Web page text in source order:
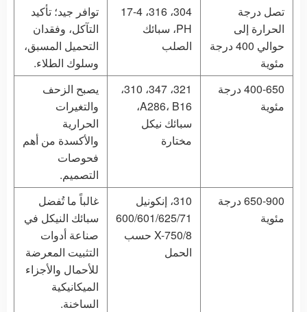
تصل درجة
الحرارة إلى
حوالي 400 درجة
مئوية
304، 316، 17-4
PH، سبائك
الصلب
توافر جيد؛ تأكيد
التآكل، وفقدان
التحميل المسبق،
وسلوك الطلاء.
400-650 درجة
مئوية
321، 347، 310،
A286، B16،
سبائك نيكل
مختارة
يصبح الزحف
والتغيرات
الحرارية
والأكسدة من أهم
فحوصات
التصميم.
650-900 درجة
مئوية
310، إنكونيل
600/601/625/71
8/X-750 حسب
الحمل
غالباً ما تُفضل
سبائك النيكل في
صناعة أدوات
التثبيت المعرضة
للأحمال والأجزاء
الميكانيكية
الساخنة.